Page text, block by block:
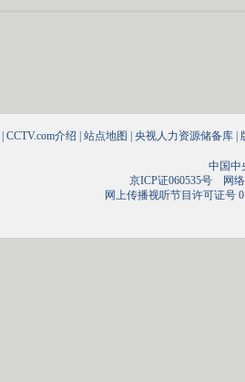
| CCTV.com介绍 | 站点地图 | 央视人力资源储备库 |
中国中
京ICP证060535号网络
网上传播视听节目许可证号